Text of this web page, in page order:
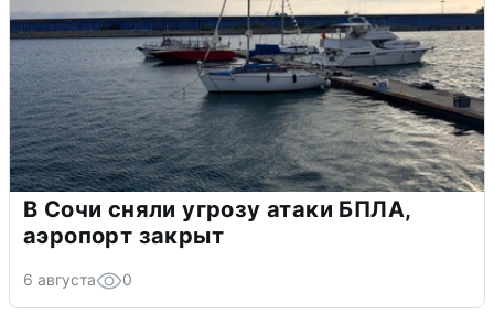
В Сочи сняли угрозу атаки БПЛА,
аэропорт закрыт
6 августа 0